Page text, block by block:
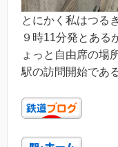
とにかく私はつる
９時11分発とある
ょっと自由席の場
駅の訪問開始であ